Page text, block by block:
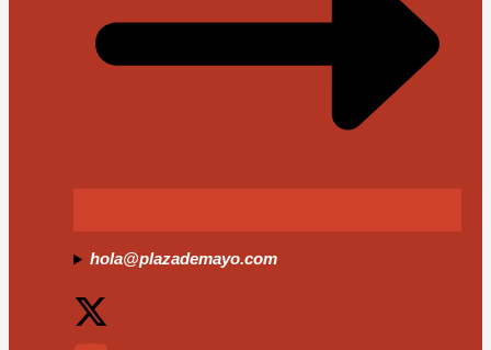
hola@plazademayo.com